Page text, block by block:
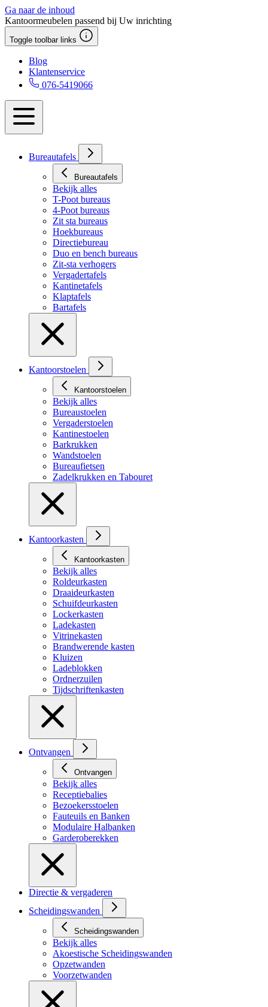
Ga naar de inhoud
Kantoormeubelen passend bij Uw inrichting
Toggle toolbar links
Blog
Klantenservice
076-5419066
Bureautafels
Bureautafels
Bekijk alles
T-Poot bureaus
4-Poot bureaus
Zit sta bureaus
Hoekbureaus
Directiebureau
Duo en bench bureaus
Zit-sta verhogers
Vergadertafels
Kantinetafels
Klaptafels
Bartafels
Kantoorstoelen
Kantoorstoelen
Bekijk alles
Bureaustoelen
Vergaderstoelen
Kantinestoelen
Barkrukken
Wandstoelen
Bureaufietsen
Zadelkrukken en Tabouret
Kantoorkasten
Kantoorkasten
Bekijk alles
Roldeurkasten
Draaideurkasten
Schuifdeurkasten
Lockerkasten
Ladekasten
Vitrinekasten
Brandwerende kasten
Kluizen
Ladeblokken
Ordnerzuilen
Tijdschriftenkasten
Ontvangen
Ontvangen
Bekijk alles
Receptiebalies
Bezoekersstoelen
Fauteuils en Banken
Modulaire Halbanken
Garderoberekken
Directie & vergaderen
Scheidingswanden
Scheidingswanden
Bekijk alles
Akoestische Scheidingswanden
Opzetwanden
Voorzetwanden